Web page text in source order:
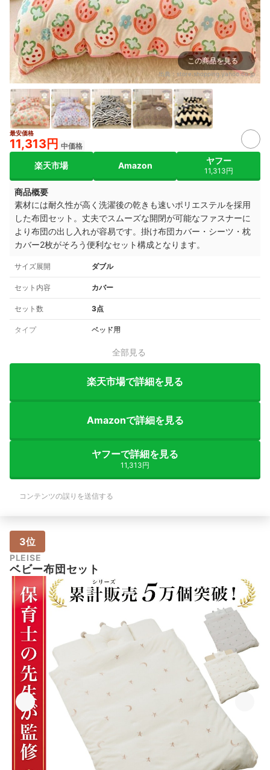
この商品を見る
出典： store.shopping.yahoo.co.jp
最安価格
11,313円 中価格
楽天市場 Amazon ヤフー
11,313円
商品概要
素材には耐久性が高く洗濯後の乾きも速いポリエステルを採用
した布団セット。丈夫でスムーズな開閉が可能なファスナーに
より布団の出し入れが容易です。掛け布団カバー・シーツ・枕
カバー2枚がそろう便利なセット構成となります。
サイズ展開 ダブル
セット内容 カバー
セット数 3点
タイプ ベッド用
全部見る
楽天市場で詳細を見る
Amazonで詳細を見る
ヤフーで詳細を見る
11,313円
コンテンツの誤りを送信する
3位
PLEISE
ベビー布団セット